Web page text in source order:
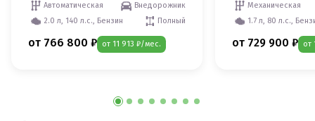
Автоматическая
Внедорожник
2.0 л, 140 л.с., Бензин
Полный
от 766 800 ₽ от 11 913 ₽/мес.
Механическая
1.7 л, 80 л.с.,
от 729 900 ₽ от